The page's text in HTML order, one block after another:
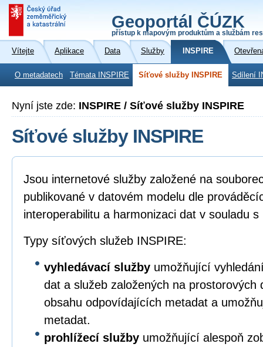
Geoportál ČÚZK
přístup k mapovým produktům a službám
Vítejte Aplikace Data Služby INSPIRE
O metadatech Témata INSPIRE Síťové služby INSPIRE Sdílení
Nyní jste zde: INSPIRE / Síťové služby INSPIRE
Síťové služby INSPIRE
Jsou internetové služby založené na
publikované v datovém modelu dle
interoperabilitu a harmonizaci dat v souladu
Typy síťových služeb INSPIRE:
vyhledávací služby umožňující
dat a služeb založených na prostorových
obsahu odpovídajících metadat a
metadat.
prohlížecí služby umožňující alespoň